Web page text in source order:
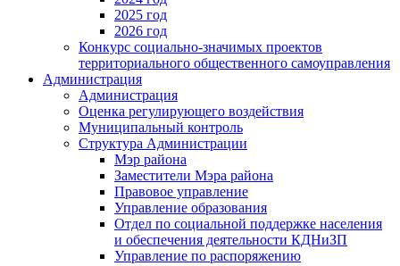
2025 год
2026 год
Конкурс социально-значимых проектов
территориального общественного самоуправления
Администрация
Администрация
Оценка регулирующего воздействия
Муниципальный контроль
Структура Администрации
Мэр района
Заместители Мэра района
Правовое управление
Управление образования
Отдел по социальной поддержке населения
и обеспечения деятельности КДНиЗП
Управление по распоряжению